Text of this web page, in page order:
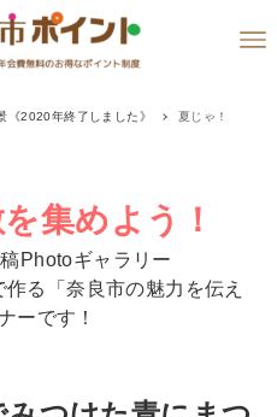
《2020年終了しました》
夏じゃ！
集めよう！
Photoギャラリー
る「奈良市の魅力を伝え
ーです！